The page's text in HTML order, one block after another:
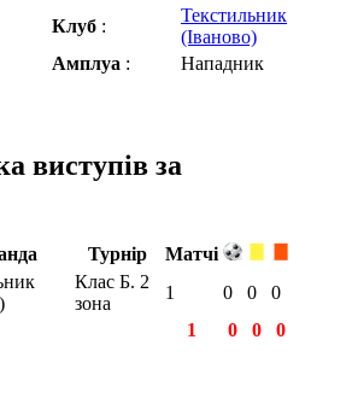
Клуб :
Текстильник
(Іваново)
Амплуа : Нападник
виступів за
Турнір
Матчі
Клас Б. 2
зона
1 0 0
0
1 0 0 0